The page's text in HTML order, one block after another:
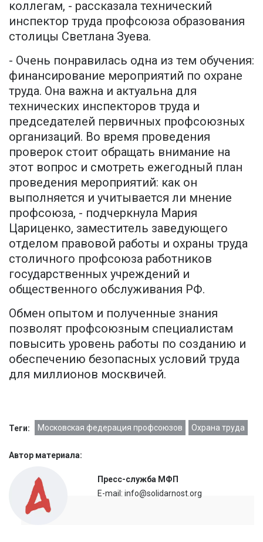
коллегам, - рассказала технический
инспектор труда профсоюза образования
столицы Светлана Зуева.
- Очень понравилась одна из тем обучения:
финансирование мероприятий по охране
труда. Она важна и актуальна для
технических инспекторов труда и
председателей первичных профсоюзных
организаций. Во время проведения
проверок стоит обращать внимание на
этот вопрос и смотреть ежегодный план
проведения мероприятий: как он
выполняется и учитывается ли мнение
профсоюза, - подчеркнула Мария
Цариценко, заместитель заведующего
отделом правовой работы и охраны труда
столичного профсоюза работников
государственных учреждений и
общественного обслуживания РФ.
Обмен опытом и полученные знания
позволят профсоюзным специалистам
повысить уровень работы по созданию и
обеспечению безопасных условий труда
для миллионов москвичей.
Теги: Московская федерация профсоюзов Охрана труда
Автор материала:
Пресс-служба МФП
E-mail: info@solidarnost.org